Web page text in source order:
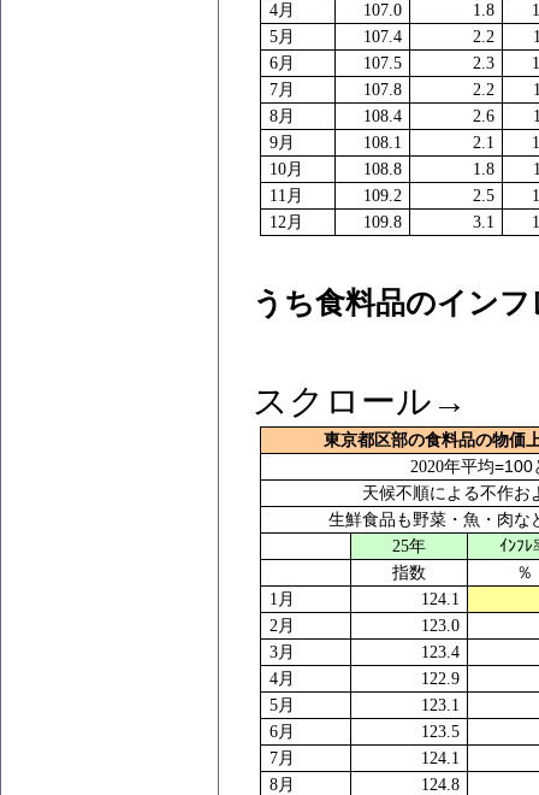
4月 107.0 1.8
5月 107.4 2.2
6月 107.5 2.3
7月 107.8 2.2
8月 108.4 2.6
9月 108.1 2.1
10月 108.8 1.8
11 月 109.2 2.5
12月 109.8 3.1
うち食料品のインフ
スクロール→
東京都区部の食料品の物価
2020年平均=100
天候不順による不作お
生鮮食品も野菜・魚・肉な
25年
ｲﾝﾌﾚ
指数
％
1 月
124.1
2月
123.0
3月
123.4
4月
122.9
5月
123.1
6月
123.5
7月
124.1
8月
124.8